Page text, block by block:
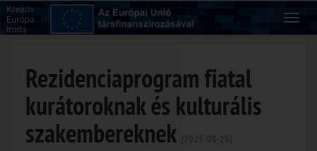
Rezidenciaprogram fiatal
kurátoroknak és kulturális
szakembereknek